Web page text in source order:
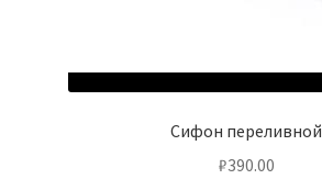
Сифон переливной
₽390.00